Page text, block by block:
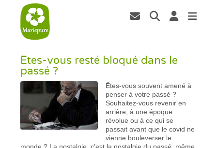
Êtes-vous resté bloqué dans le
passé ?
Êtes-vous souvent amené à
penser à votre passé ?
Souhaitez-vous revenir en
arrière, à une époque
révolue ou à ce qui se
passait avant que le covid ne
vienne bouleverser le
monde ? La nostalgie, c'est la nostalgie du passé, même